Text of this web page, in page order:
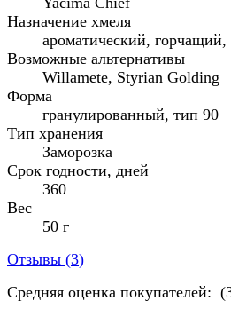
Назначение хмеля
ароматический,
Возможные альтернативы
Willamete, Styrian Golding
Форма
гранулированный, тип 90
Тип хранения
Заморозка
Срок годности, дней
360
Вес
50 г
Отзывы (3)
Средняя оценка покупателей: